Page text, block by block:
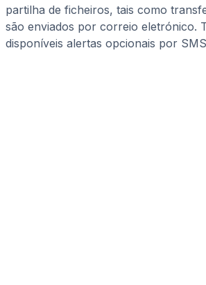
partilha de ficheiros, tais como
são enviados por correio eletrónico.
disponíveis alertas opcionais por